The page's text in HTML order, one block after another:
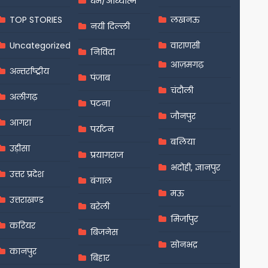
TOP STORIES
Uncategorized
अन्तर्राष्ट्रीय
अलीगढ़
आगरा
उड़ीसा
उत्तर प्रदेश
उत्तराखण्ड
करियर
कानपुर
नयी दिल्ली
निविदा
पंजाब
पटना
पर्यटन
प्रयागराज
बंगाल
बरेली
बिजनेस
बिहार
लखनऊ
वाराणसी
आज़मगढ़
चंदौली
जौनपुर
बलिया
भदोही, ज्ञानपुर
मऊ
मिर्जापुर
सोनभद्र